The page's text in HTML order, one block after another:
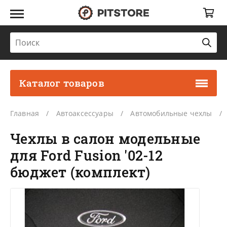
Каталог товаров
Главная Автоаксессуары Автомобильные чехлы
Чехлы в салон модельные
для Ford Fusion '02-12
бюджет (комплект)